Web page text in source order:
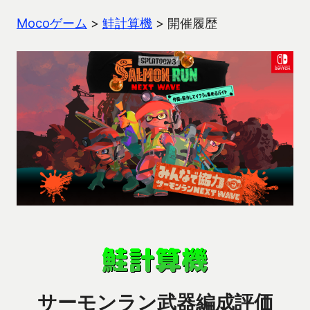
Mocoゲーム > 鮭計算機 > 開催履歴
サーモンラン武器編成評価